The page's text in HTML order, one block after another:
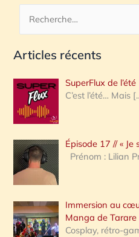
c
e
r
c
h
e
:
Articles récents
SuperFlux de l’été
C’est l’été… Mais
Épisode 17 // « Je
Prénom : Lilian
Immersion au
Manga de Tarare
Cosplay, rétro-